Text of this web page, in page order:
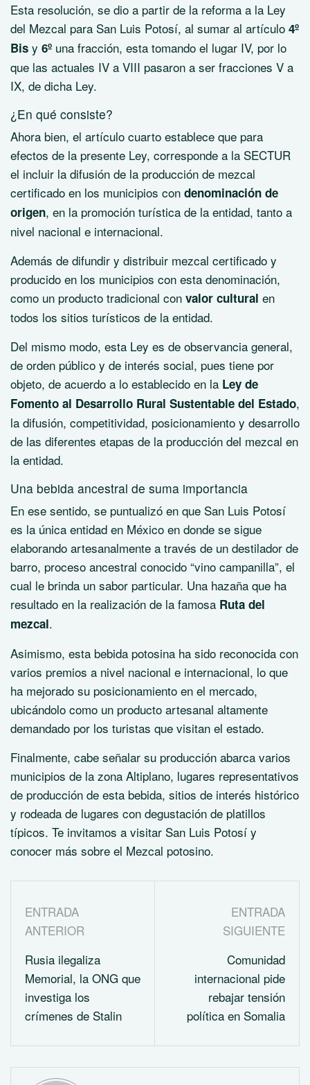
Esta resolución, se dio a partir de la reforma a la Ley
del Mezcal para San Luis Potosí, al sumar al artículo 4º
Bis y 6º una fracción, esta tomando el lugar IV, por lo
que las actuales IV a VIII pasaron a ser fracciones V a
IX, de dicha Ley.
¿En qué consiste?
Ahora bien, el artículo cuarto establece que para
efectos de la presente Ley, corresponde a la SECTUR
el incluir la difusión de la producción de mezcal
certificado en los municipios con denominación de
origen, en la promoción turística de la entidad, tanto a
nivel nacional e internacional.
Además de difundir y distribuir mezcal certificado y
producido en los municipios con esta denominación,
como un producto tradicional con valor cultural en
todos los sitios turísticos de la entidad.
Del mismo modo, esta Ley es de observancia general,
de orden público y de interés social, pues tiene por
objeto, de acuerdo a lo establecido en la Ley de
Fomento al Desarrollo Rural Sustentable del Estado,
la difusión, competitividad, posicionamiento y desarrollo
de las diferentes etapas de la producción del mezcal en
la entidad.
Una bebida ancestral de suma importancia
En ese sentido, se puntualizó en que San Luis Potosí
es la única entidad en México en donde se sigue
elaborando artesanalmente a través de un destilador de
barro, proceso ancestral conocido “vino campanilla”, el
cual le brinda un sabor particular. Una hazaña que ha
resultado en la realización de la famosa Ruta del
mezcal.
Asimismo, esta bebida potosina ha sido reconocida con
varios premios a nivel nacional e internacional, lo que
ha mejorado su posicionamiento en el mercado,
ubicándolo como un producto artesanal altamente
demandado por los turistas que visitan el estado.
Finalmente, cabe señalar su producción abarca varios
municipios de la zona Altiplano, lugares representativos
de producción de esta bebida, sitios de interés histórico
y rodeada de lugares con degustación de platillos
típicos. Te invitamos a visitar San Luis Potosí y
conocer más sobre el Mezcal potosino.
ENTRADA
ANTERIOR
Rusia ilegaliza
Memorial, la ONG que
investiga los
crímenes de Stalin
ENTRADA
SIGUIENTE
Comunidad
internacional pide
rebajar tensión
política en Somalia